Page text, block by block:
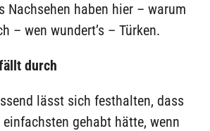
Nachsehen haben hier – warum
– wen wundert’s – Türken.
durch
lässt sich festhalten, dass
gehabt hätte, wenn